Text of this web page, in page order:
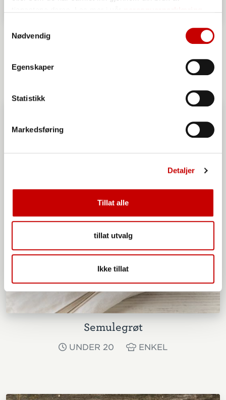
Nødvendig
Egenskaper
Statistikk
Markedsføring
Detaljer
Tillat alle
tillat utvalg
Ikke tillat
Italiensk pizzabunn - tynn og sprø
Semulegrøt
UNDER 20 ENKEL